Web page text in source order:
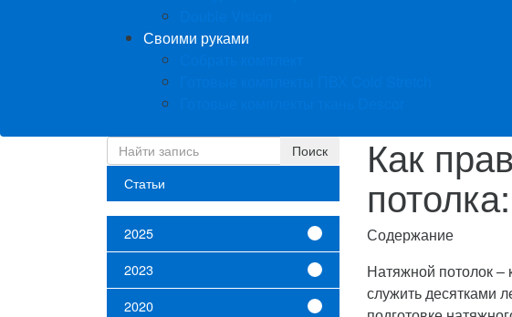
Своими руками
Статьи
2025
2023
2020
Как
Содержание
Натяжной потолок –
служить десятками